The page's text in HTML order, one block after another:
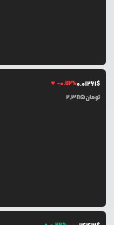
-0.72%0.01261$
2,385تومان